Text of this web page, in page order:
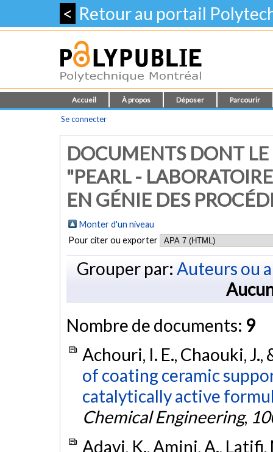
< Retour au portail
Accueil À propos Déposer Parcourir
Se connecter
DOCUMENTS DONT LE
"PEARL -
EN GÉNIE DES
Monter d'un niveau
Pour citer ou exporter
Grouper par: Auteurs ou
Nombre de documents: 9
Achouri, I. E., Chaouki,
of coating ceramic
catalytically active
Chemical Engineering,
Adavi, K., Amini, A., Latifi,